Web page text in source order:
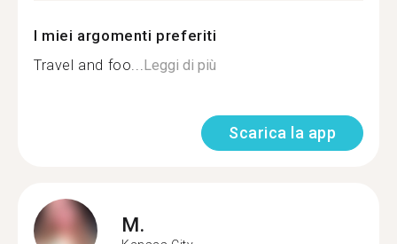
I miei argomenti preferiti
Travel and foo...Leggi di più
Scarica la app
M.